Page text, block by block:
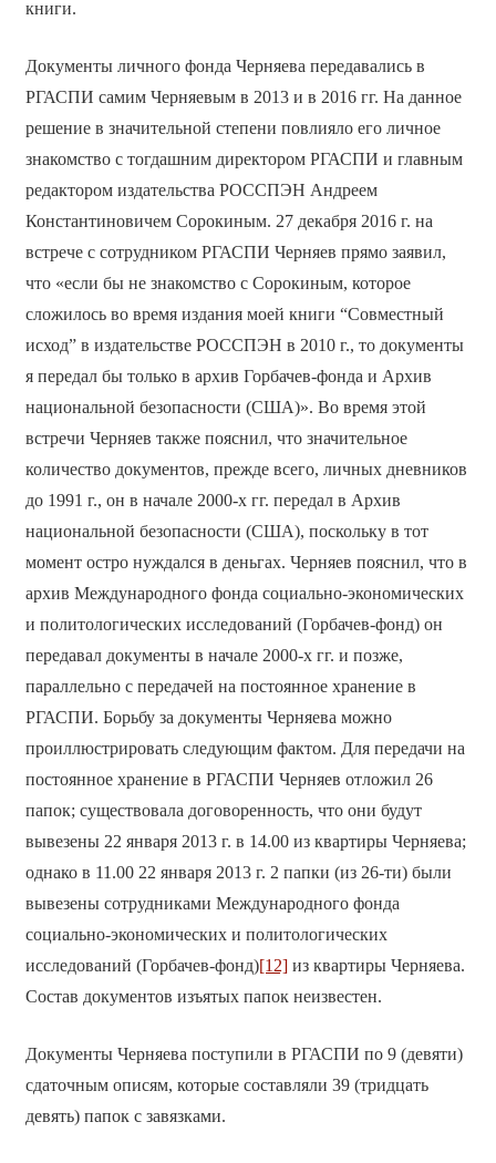
книги.
Документы личного фонда Черняева передавались в
РГАСПИ самим Черняевым в 2013 и в 2016 гг. На данное
решение в значительной степени повлияло его личное
знакомство с тогдашним директором РГАСПИ и главным
редактором издательства РОССПЭН Андреем
Константиновичем Сорокиным. 27 декабря 2016 г. на
встрече с сотрудником РГАСПИ Черняев прямо заявил,
что «если бы не знакомство с Сорокиным, которое
сложилось во время издания моей книги “Совместный
исход” в издательстве РОССПЭН в 2010 г., то документы
я передал бы только в архив Горбачев-фонда и Архив
национальной безопасности (США)». Во время этой
встречи Черняев также пояснил, что значительное
количество документов, прежде всего, личных дневников
до 1991 г., он в начале 2000-х гг. передал в Архив
национальной безопасности (США), поскольку в тот
момент остро нуждался в деньгах. Черняев пояснил, что в
архив Международного фонда социально-экономических
и политологических исследований (Горбачев-фонд) он
передавал документы в начале 2000-х гг. и позже,
параллельно с передачей на постоянное хранение в
РГАСПИ. Борьбу за документы Черняева можно
проиллюстрировать следующим фактом. Для передачи на
постоянное хранение в РГАСПИ Черняев отложил 26
папок; существовала договоренность, что они будут
вывезены 22 января 2013 г. в 14.00 из квартиры Черняева;
однако в 11.00 22 января 2013 г. 2 папки (из 26-ти) были
вывезены сотрудниками Международного фонда
социально-экономических и политологических
исследований (Горбачев-фонд)[12]из квартиры Черняева.
Состав документов изъятых папок неизвестен.
Документы Черняева поступили в РГАСПИ по 9 (девяти)
сдаточным описям, которые составляли 39 (тридцать
девять) папок с завязками.